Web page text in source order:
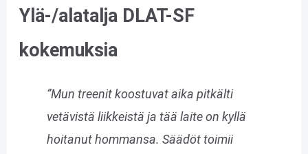
Ylä-/alatalja DLAT-SF
kokemuksia
”Mun treenit koostuvat aika pitkälti
vetävistä liikkeistä ja tää laite on kyllä
hoitanut hommansa. Säädöt toimii